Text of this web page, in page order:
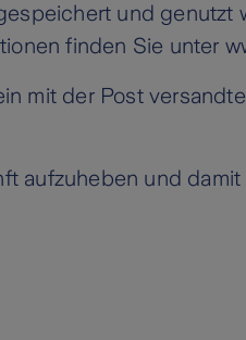
und genutzt
finden Sie unter
mit der Post
aufzuheben und